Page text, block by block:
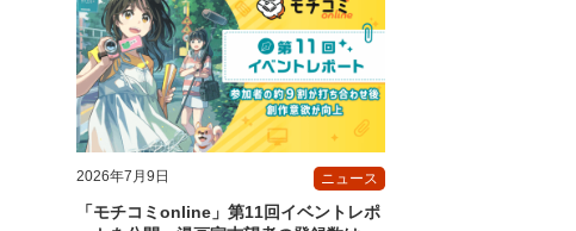
2026年7月9日 ニュース
「モチコミonline」第11回イベントレポ